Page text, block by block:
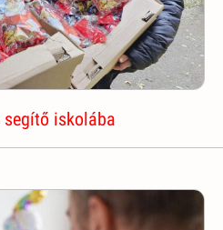
segítő iskolába